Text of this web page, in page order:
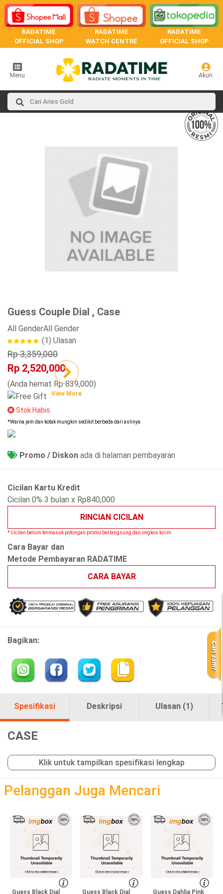
RADATIME
OFFICIAL SHOP
RADATIME
WATCH CENTRE
RADATIME
OFFICIAL SHOP
Menu Akun
Guess Couple Dial , Case
All GenderAll Gender
(1) Ulasan
Rp 3,359,000
Rp 2,520,000
(Anda hemat Rp 839,000)
Stok Habis
*Warna jam dan kotak mungkin sedikit berbeda dari aslinya
Promo / Diskon ada di halaman pembayaran
Cicilan Kartu Kredit
Cicilan 0% 3 bulan x Rp840,000
RINCIAN CICILAN
* cicilan belum termasuk potongan promo berlangsung dan ongkos kirim
Cara Bayar dan
Metode Pembayaran RADATIME
CARA BAYAR
Bagikan:
Spesifikasi Deskripsi Ulasan (1)
CASE
Klik untuk tampilkan spesifikasi lengkap
Pelanggan Juga Mencari
Guess Black Dial Guess Black Dial Guess Dahlia Pink
View More